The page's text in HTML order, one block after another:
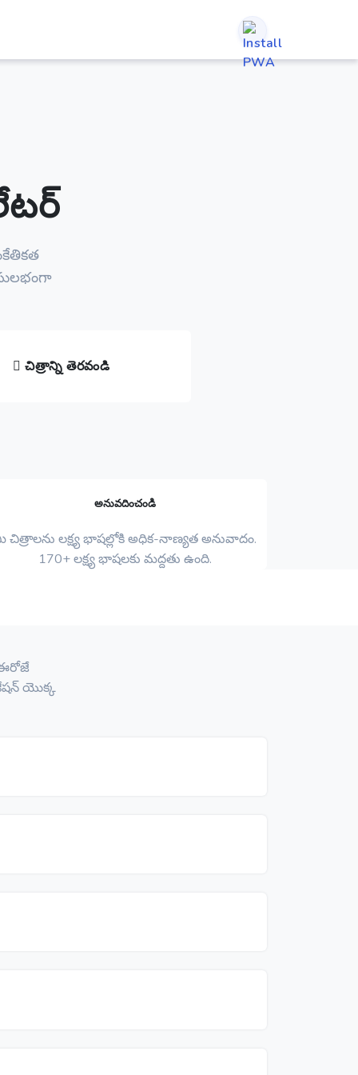
చిత్రాన్ని తెరవండి
అనువదించండి
చిత్రాలను లక్ష్య భాషల్లోకి అధిక-నాణ్యత అనువాదం.
170+ లక్ష్య భాషలకు మద్దతు ఉంది.
ఈరోజే
యొక్క